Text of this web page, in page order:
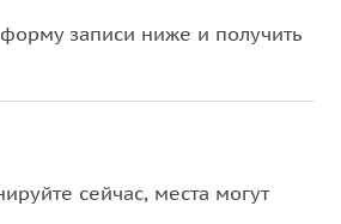
записи ниже и получить
сейчас, места могут